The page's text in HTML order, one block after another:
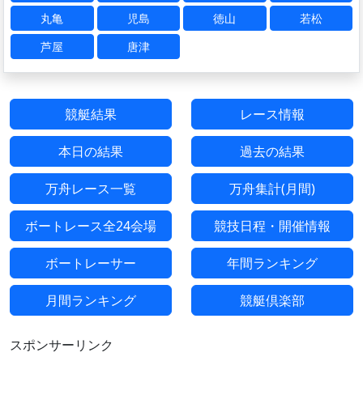
丸亀
児島 徳山
若松
芦屋
唐津
競艇結果 レース情報
本日の結果 過去の結果
万舟レース一覧 万舟集計(月間)
ボートレース全24会場 競技日程・開催情報
ボートレーサー 年間ランキング
月間ランキング 競艇倶楽部
スポンサーリンク